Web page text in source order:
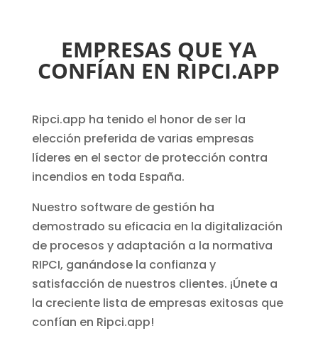
EMPRESAS QUE YA
CONFÍAN EN RIPCI.APP
Ripci.app ha tenido el honor de ser la
elección preferida de varias empresas
líderes en el sector de protección contra
incendios en toda España.
Nuestro software de gestión ha
demostrado su eficacia en la digitalización
de procesos y adaptación a la normativa
RIPCI, ganándose la confianza y
satisfacción de nuestros clientes. ¡Únete a
la creciente lista de empresas exitosas que
confían en Ripci.app!